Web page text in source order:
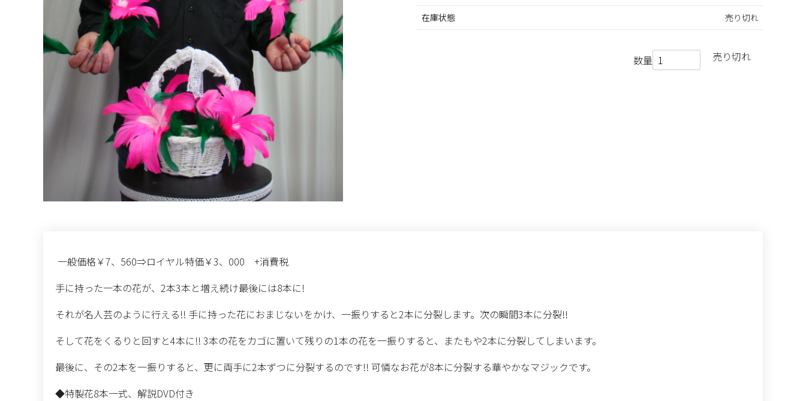
在庫状態 売り切れ
数量 売り切れ
一般価格￥7、560⇒ロイヤル特価￥3、000 +消費税
手に持った一本の花が、2本3本と増え続け最後には8本に!
それが名人芸のように行える!! 手に持った花におまじないをかけ、一振りすると2本に分裂します。次の瞬間3本に分裂!!
そして花をくるりと回すと4本に!! 3本の花をカゴに置いて残りの1本の花を一振りすると、またもや2本に分裂してしまいます。
最後に、その2本を一振りすると、更に両手に2本ずつに分裂するのです!! 可憐なお花が8本に分裂する華やかなマジックです。
◆特製花8本一式、解説DVD付き